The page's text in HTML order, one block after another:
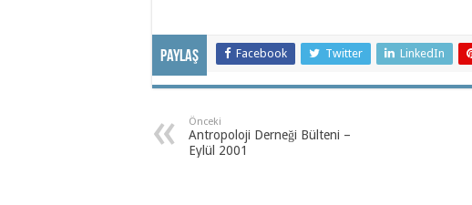
Paylaş Facebook Twitter LinkedIn
Önceki
Antropoloji Derneği Bülteni –
Eylül 2001